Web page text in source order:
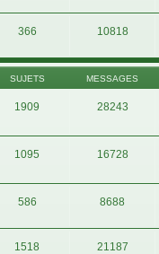
366 10818
SUJETS MESSAGES
1909 28243
1095 16728
586 8688
1518 21187